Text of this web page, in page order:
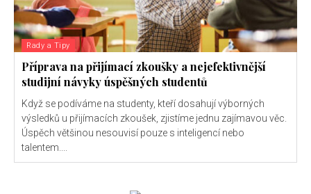
Rady a Tipy
Příprava na přijímací zkoušky a nejefektivnější
studijní návyky úspěšných studentů
Když se podíváme na studenty, kteří dosahují výborných
výsledků u přijímacích zkoušek, zjistíme jednu zajímavou věc.
Úspěch většinou nesouvisí pouze s inteligencí nebo
talentem....